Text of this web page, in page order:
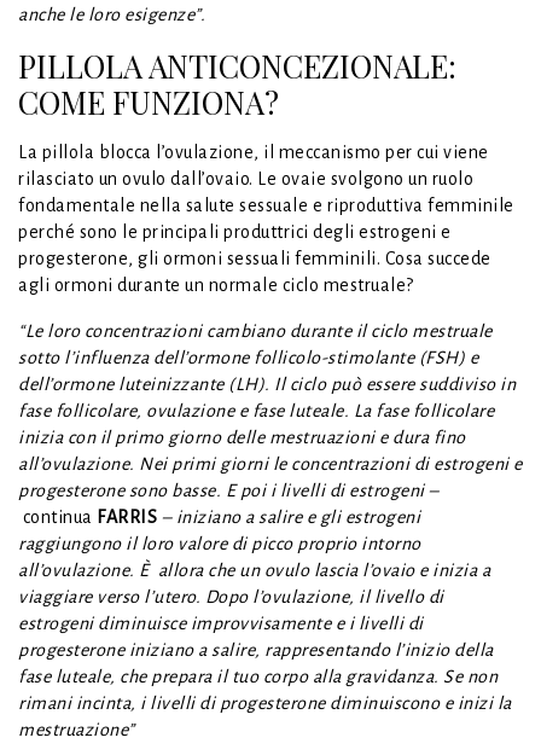
anche le loro esigenze”.
PILLOLA ANTICONCEZIONALE:
COME FUNZIONA?
La pillola blocca l’ovulazione, il meccanismo per cui viene
rilasciato un ovulo dall’ovaio. Le ovaie svolgono un ruolo
fondamentale nella salute sessuale e riproduttiva femminile
perché sono le principali produttrici degli estrogeni e
progesterone, gli ormoni sessuali femminili. Cosa succede
agli ormoni durante un normale ciclo mestruale?
“Le loro concentrazioni cambiano durante il ciclo mestruale
sotto l’influenza dell’ormone follicolo-stimolante (FSH) e
dell’ormone luteinizzante (LH). Il ciclo può essere suddiviso in
fase follicolare, ovulazione e fase luteale. La fase follicolare
inizia con il primo giorno delle mestruazioni e dura fino
all’ovulazione. Nei primi giorni le concentrazioni di estrogeni e
progesterone sono basse. E poi i livelli di estrogeni –
continua FARRIS – iniziano a salire e gli estrogeni
raggiungono il loro valore di picco proprio intorno
all’ovulazione. È allora che un ovulo lascia l’ovaio e inizia a
viaggiare verso l’utero. Dopo l’ovulazione, il livello di
estrogeni diminuisce improvvisamente e i livelli di
progesterone iniziano a salire, rappresentando l’inizio della
fase luteale, che prepara il tuo corpo alla gravidanza. Se non
rimani incinta, i livelli di progesterone diminuiscono e inizi la
mestruazione”